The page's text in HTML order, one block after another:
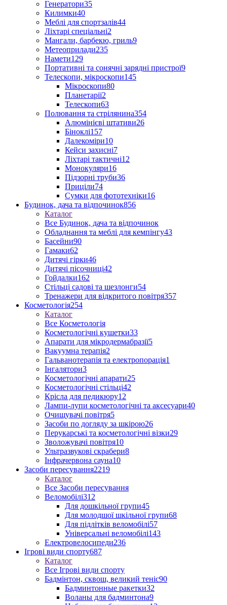
Генератори35
Килимки40
Меблі для спортзалів44
Ліхтарі спеціальні2
Мангали, барбекю, гриль9
Метеоприлади235
Намети129
Портативні та сонячні зарядні пристрої9
Телескопи, мікроскопи145
Мікроскопи80
Планетарії2
Телескопи63
Полювання та стрілянина354
Алюмінієві штативи26
Біноклі157
Далекоміри10
Кейси захисні7
Ліхтарі тактичні12
Монокуляри16
Підзорні труби36
Приціли74
Сумки для фототехніки16
Будинок, дача та відпочинок856
Каталог
Все Будинок, дача та відпочинок
Обладнання та меблі для кемпінгу43
Басейни90
Гамаки62
Дитячі гірки46
Дитячі пісочниці42
Гойдалки162
Стільці садові та шезлонги54
Тренажери для відкритого повітря357
Косметологія254
Каталог
Все Косметологія
Косметологічні кушетки33
Апарати для мікродермабразії5
Вакуумна терапія2
Гальванотерапія та електропорація1
Інгалятори3
Косметологічні апарати25
Косметологічні стільці42
Крісла для педикюру12
Лампи-лупи косметологічні та аксесуари40
Очищувачі повітря5
Засоби по догляду за шкірою26
Перукарські та косметологічні візки29
Зволожувачі повітря10
Ультразвукові скрабери8
Інфрачервона сауна10
Засоби пересування2219
Каталог
Все Засоби пересування
Веломобілі312
Для дошкільної групи45
Для молодшої шкільної групи68
Для підлітків веломобілі57
Універсальні веломобілі143
Електровелосипеди236
Ігрові види спорту687
Каталог
Все Ігрові види спорту
Бадмінтон, сквош, великий теніс90
Бадминтонные ракетки32
Воланы для бадминтона9